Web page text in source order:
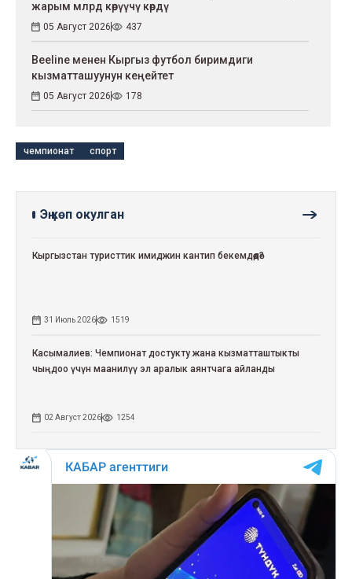
жарым млрд көрүүчү көрдү
05 Август 2026 437
Beeline менен Кыргыз футбол биримдиги
кызматташуунун кеңейтет
05 Август 2026 178
чемпионат спорт
Эң көп окулган
Кыргызстан туристтик имиджин кантип бекемдөөдө?
31 Июль 2026 1519
Касымалиев: Чемпионат достукту жана кызматташтыкты
чыңдоо үчүн маанилүү эл аралык аянтчага айланды
02 Август 2026 1254